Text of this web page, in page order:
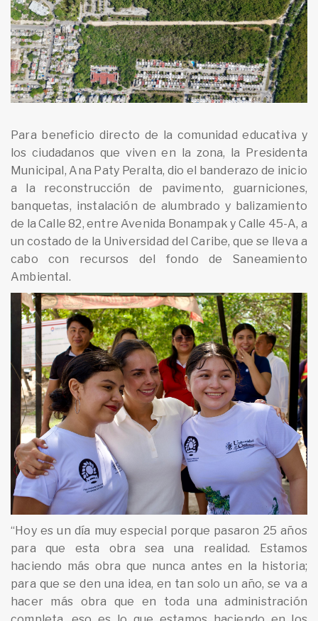
Para beneficio directo de la comunidad educativa y
los ciudadanos que viven en la zona, la Presidenta
Municipal, Ana Paty Peralta, dio el banderazo de inicio
a la reconstrucción de pavimento, guarniciones,
banquetas, instalación de alumbrado y balizamiento
de la Calle 82, entre Avenida Bonampak y Calle 45-A, a
un costado de la Universidad del Caribe, que se lleva a
cabo con recursos del fondo de Saneamiento
Ambiental.
“Hoy es un día muy especial porque pasaron 25 años
para que esta obra sea una realidad. Estamos
haciendo más obra que nunca antes en la historia;
para que se den una idea, en tan solo un año, se va a
hacer más obra que en toda una administración